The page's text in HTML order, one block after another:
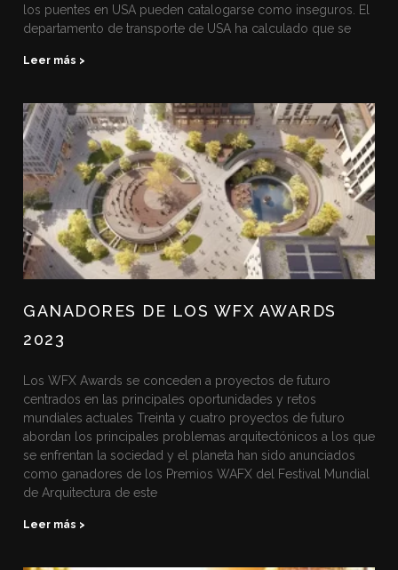
los puentes en USA pueden catalogarse como inseguros. El
departamento de transporte de USA ha calculado que se
Leer más >
GANADORES DE LOS WFX AWARDS
2023
Los WFX Awards se conceden a proyectos de futuro
centrados en las principales oportunidades y retos
mundiales actuales Treinta y cuatro proyectos de futuro
abordan los principales problemas arquitectónicos a los que
se enfrentan la sociedad y el planeta han sido anunciados
como ganadores de los Premios WAFX del Festival Mundial
de Arquitectura de este
Leer más >